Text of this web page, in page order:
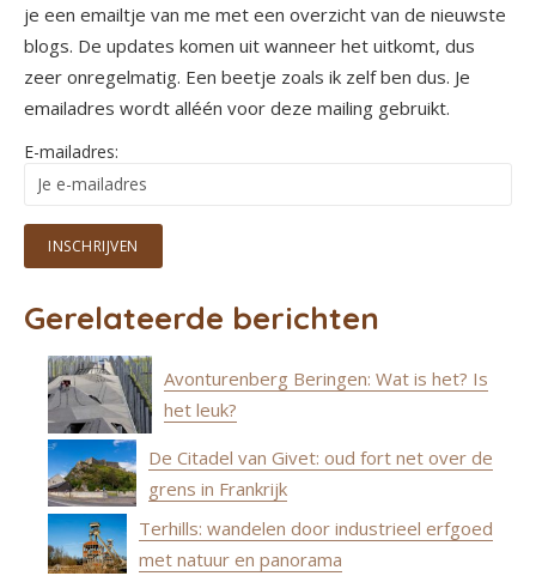
je een emailtje van me met een overzicht van de nieuwste
blogs. De updates komen uit wanneer het uitkomt, dus
zeer onregelmatig. Een beetje zoals ik zelf ben dus. Je
emailadres wordt alléén voor deze mailing gebruikt.
E-mailadres:
Gerelateerde berichten
Avonturenberg Beringen: Wat is het? Is
het leuk?
De Citadel van Givet: oud fort net over de
grens in Frankrijk
Terhills: wandelen door industrieel erfgoed
met natuur en panorama